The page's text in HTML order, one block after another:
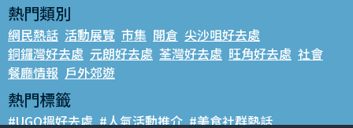
熱門類別
網民熱話 活動展覽 市集 開倉 尖沙咀好去處
銅鑼灣好去處 元朗好去處 荃灣好去處 旺角好去處 社會
餐廳情報 戶外郊遊
熱門標籤
#UGO搵好去處 #人氣活動推介 #美食社群熱話